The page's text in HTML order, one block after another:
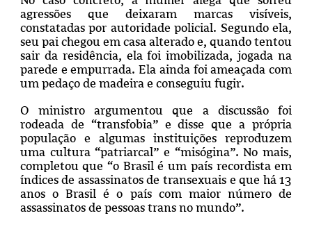
agressões que deixaram marcas visíveis,
constatadas por autoridade policial. Segundo ela,
seu pai chegou em casa alterado e, quando tentou
sair da residência, ela foi imobilizada, jogada na
parede e empurrada. Ela ainda foi ameaçada com
um pedaço de madeira e conseguiu fugir.
O ministro argumentou que a discussão foi
rodeada de “transfobia” e disse que a própria
população e algumas instituições reproduzem
uma cultura “patriarcal” e “misógina”. No mais,
completou que “o Brasil é um país recordista em
índices de assassinatos de transexuais e que há 13
anos o Brasil é o país com maior número de
assassinatos de pessoas trans no mundo”.